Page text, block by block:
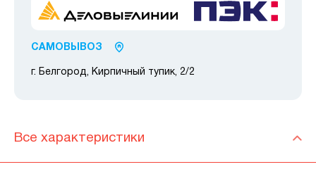
САМОВЫВОЗ
г. Белгород, Кирпичный тупик, 2/2
Все характеристики